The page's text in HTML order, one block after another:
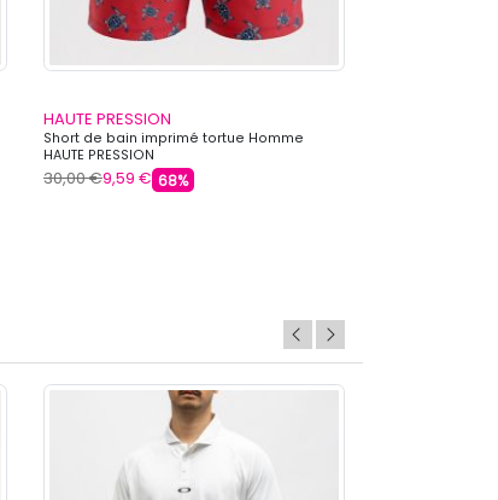
HAUTE PRESSION
Short de bain imprimé tortue Homme
HAUTE PRESSION
30,00 €9,59 € 68%